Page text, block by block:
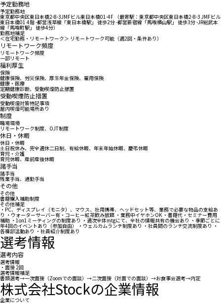
予定勤務地
予定勤務地
東京都中央区東日本橋2-8-3JMFビル東日本橋01-4F （最寄駅：東京都中央区東日本橋2-8-3 JMFビル
東日本橋01 4階 -都営浅草線「東日本橋駅」 徒歩2分 -都営新宿線「馬喰横山駅」 徒歩3分 -JR総武本
線「馬喰町駅」 徒歩4分）
勤務地補足
＜在宅勤務・リモートワーク＞ リモートワーク可能（週2回・条件あり）
リモートワーク頻度
リモートワーク頻度
一部リモート
福利厚生
保険
健康保険、労災保険、厚生年金保険、雇用保険
健康・医療
定期健康診断、受動喫煙防止措置
受動喫煙防止措置
受動喫煙対策特記事項
屋内喫煙可能場所あり
制度
職場環境
リモートワーク制度、OJT制度
休日・休暇
休日・休暇
土日祝休み、完全週休二日制、有給休暇、年末年始休暇、慶弔休暇
育児・介護
育児休暇、産前産後休暇
諸手当
諸手当
残業手当、通勤手当
その他
その他
書籍購入補助制度
その他補足
・PC、ディスプレイ（モニタ）、マウス、社用携帯、ヘッドセット等、業務で必要な物品の支給あ
り ・ウォーターサーバー有・コーヒー紅茶飲み放題 ・業務中イヤホンOK ・書籍代・セミナー費用
補助 ・1on1ミーティングの制度あり ・週次全体mtgにて、全社の情報共有の機会あり ・季節ごとに
年4回のイベントあり（参加自由） ・ウェルカムランチ制度あり ・社員間のランチ交流制度あり ・
各種部活動あり ・社員紹介制度あり
選考情報
選考内容
選考情報
・面接 2回
選考情報補足
書類選考→一次面接（Zoomでの面談）→二次面接（対面での面談）→お食事会選考→内定
株式会社Stockの企業情報
企業について